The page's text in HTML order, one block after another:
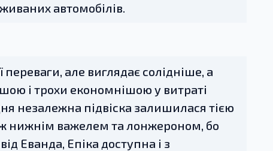
автомобілів.
переваги, але виглядає солідніше, а
і трохи економнішою у витраті
незалежна підвіска залишилася тією
нижнім важелем та лонжероном, бо
Еванда, Епіка доступна і з